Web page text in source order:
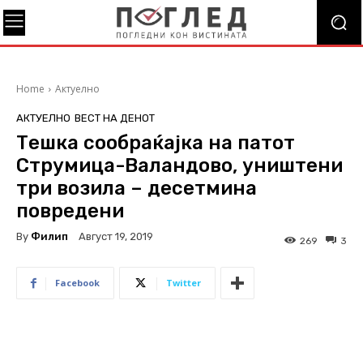
Home Актуелно
АКТУЕЛНО ВЕСТ НА ДЕНОТ
Тешка сообраќајка на патот
Струмица-Валандово, уништени
три возила – десетмина
повредени
By Филип Август 19, 2019 3
269
Facebook Twitter